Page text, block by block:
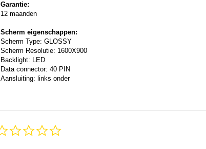
Garantie:
12 maanden
Scherm eigenschappen:
Scherm Type: GLOSSY
Scherm Resolutie: 1600X900
Backlight: LED
Data connector: 40 PIN
Aansluiting: links onder